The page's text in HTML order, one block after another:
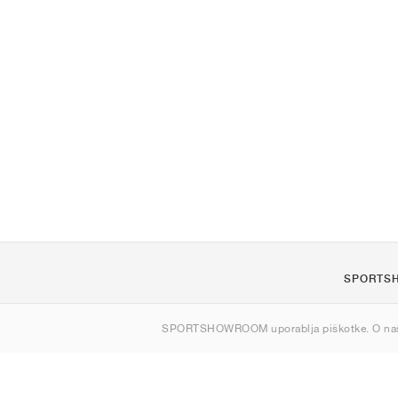
SPORTSHOWROOM uporablja piškotke. O
Kontakt